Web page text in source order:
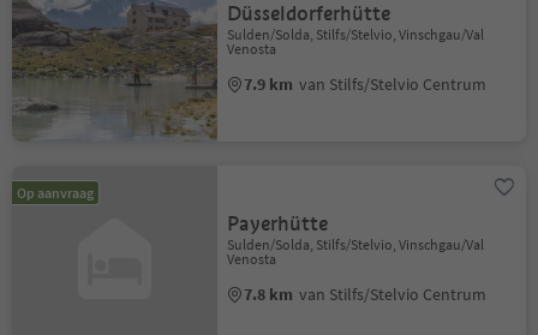
Düsseldorferhütte
Sulden/Solda, Stilfs/Stelvio, Vinschgau/Val
Venosta
7.9 km van Stilfs/Stelvio Centrum
Op aanvraag
Payerhütte
Sulden/Solda, Stilfs/Stelvio, Vinschgau/Val
Venosta
7.8 km van Stilfs/Stelvio Centrum